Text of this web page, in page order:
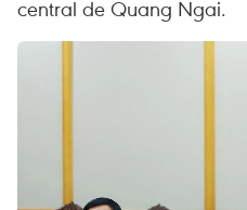
central de Quang Ngai.